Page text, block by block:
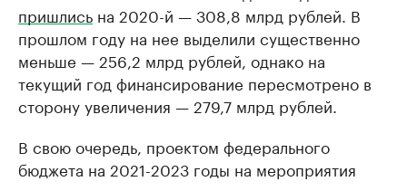
пришлись на 2020-й — 308,8 млрд рублей. В
прошлом году на нее выделили существенно
меньше — 256,2 млрд рублей, однако на
текущий год финансирование пересмотрено в
сторону увеличения — 279,7 млрд рублей.
В свою очередь, проектом федерального
бюджета на 2021-2023 годы на мероприятия